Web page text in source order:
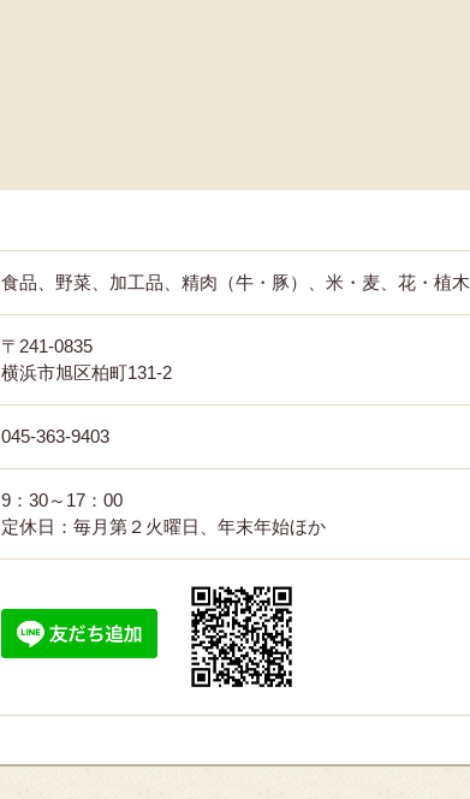
食品、野菜、加工品、精肉（牛・豚）、米・麦、花・植木
〒241-0835
横浜市旭区柏町131-2
045-363-9403
9：30～17：00
定休日：毎月第２火曜日、年末年始ほか